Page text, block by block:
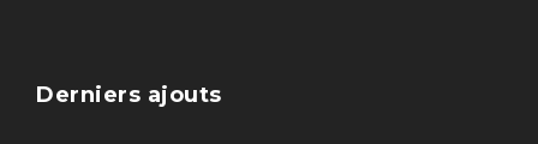
Derniers ajouts